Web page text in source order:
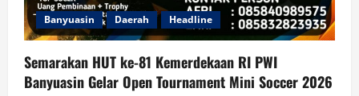
Banyuasin Daerah Headline
Semarakan HUT ke-81 Kemerdekaan RI PWI
Banyuasin Gelar Open Tournament Mini Soccer 2026